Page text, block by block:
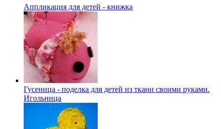
Аппликация для детей - книжка
Гусеница - поделка для детей из ткани своими руками.
Игольница